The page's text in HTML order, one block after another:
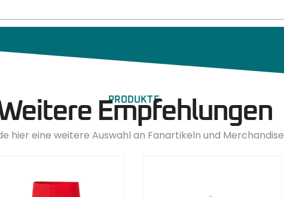
PRODUKTE
Empfehlungen
hier eine weitere Auswahl an Fanartikeln und Merchandise